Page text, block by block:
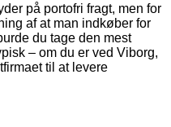
på portofri fragt, men for
af at man indkøber for
du tage den mest
– om du er ved Viborg,
til at levere